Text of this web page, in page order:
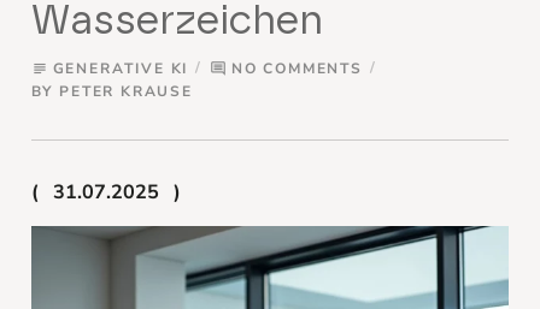
Wasserzeichen
subject GENERATIVE KI comment NO COMMENTS
BY PETER KRAUSE
31.07.2025